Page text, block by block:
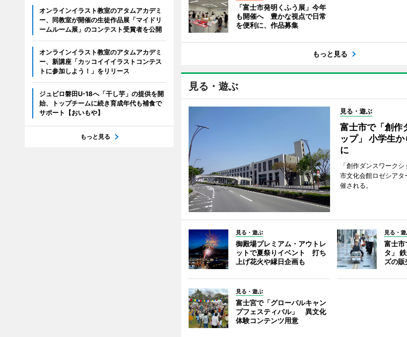
「富士市発明くふう展」今年
も開催へ 豊かな視点で日常
を便利に、作品募集
もっと見る
見る・遊ぶ
見る・遊ぶ
富士市で「創作
ップ」 小学生
に
「創作ダンスワーク
市文化会館ロゼシアタ
催される。
見る・遊ぶ
御殿場プレミアム・アウトレ
ットで夏祭りイベント 打ち
上げ花火や縁日企画も
見る・
富士市
タ」
ズの販
見る・遊ぶ
富士宮で「グローバルキャン
プフェスティバル」 異文化
体験コンテンツ用意
オンラインイラスト教室のアタムアカデミ
ー、同教室が開催の生徒作品展「マイドリ
ームルーム展」のコンテスト受賞者を公開
オンラインイラスト教室のアタムアカデミ
ー、新講座「カッコイイイラストコンテス
トに参加しよう！」をリリース
ジュビロ磐田U-18へ「干し芋」の提供を開
始、トップチームに続き育成年代も補食で
サポート【おいもや】
もっと見る